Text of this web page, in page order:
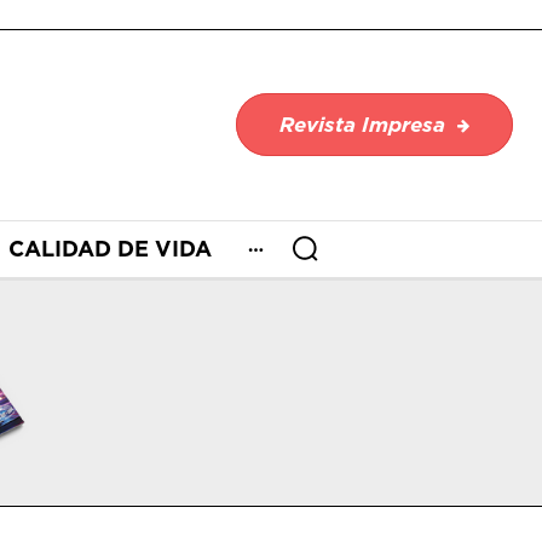
Revista Impresa
CALIDAD DE VIDA